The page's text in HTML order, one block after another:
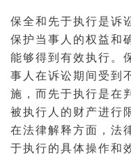
保全和先于执行是诉
保护当事人的权益和
能够得到有效执行。
事人在诉讼期间受到
施，而先于执行是在
被执行人的财产进行
在法律解释方面，法
于执行的具体操作和